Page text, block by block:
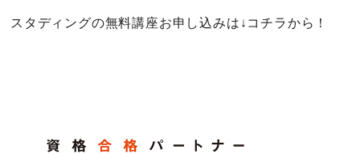
スタディングの無料講座お申し込みは↓コチラから！